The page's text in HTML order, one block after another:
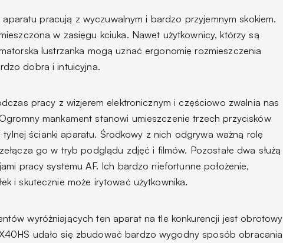
aparatu pracują z wyczuwalnym i bardzo przyjemnym skokiem.
w zasięgu kciuka. Nawet użytkownicy, którzy są
lustrzanka mogą uznać ergonomię rozmieszczenia
dobra i intuicyjna.
pracy z wizjerem elektronicznym i częściowo zwalnia nas
mankament stanowi umieszczenie trzech przycisków
ścianki aparatu. Środkowy z nich odgrywa ważną rolę
go w tryb podglądu zdjęć i filmów. Pozostałe dwa służą
pracy systemu AF. Ich bardzo niefortunne położenie,
i skutecznie może irytować użytkownika.
wyróżniających ten aparat na tle konkurencji jest obrotowy
udało się zbudować bardzo wygodny sposób obracania